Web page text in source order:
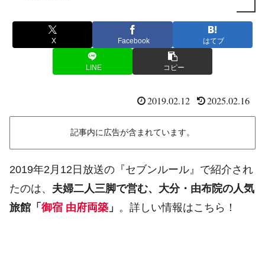
X Facebook はてブ
LINE コピー
2019.02.12 2025.02.16
記事内に広告が含まれています。
2019年2月12日放送の『セブンルール』で紹介され
たのは、 夫婦二人三脚で営む、大分・由布院の人気
旅館「 御宿 由府両築 」 。詳しい情報はこちら！